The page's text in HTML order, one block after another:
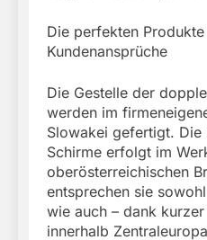
Die perfekten
Kundenansprüche
Die Gestelle der
werden im
Slowakei gefertigt. Die
Schirme erfolgt im
oberösterreichischen
entsprechen sie
wie auch – dank
innerhalb